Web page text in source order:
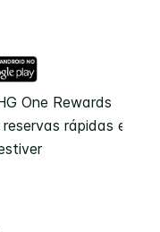
One Rewards
rápidas e